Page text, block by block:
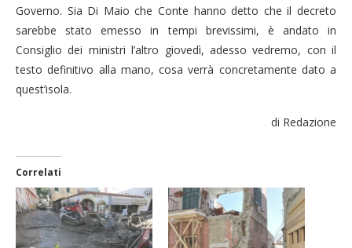
Governo. Sia Di Maio che Conte hanno detto che il decreto
sarebbe stato emesso in tempi brevissimi, è andato in
Consiglio dei ministri l’altro giovedì, adesso vedremo, con il
testo definitivo alla mano, cosa verrà concretamente dato a
quest’isola.
di Redazione
Correlati